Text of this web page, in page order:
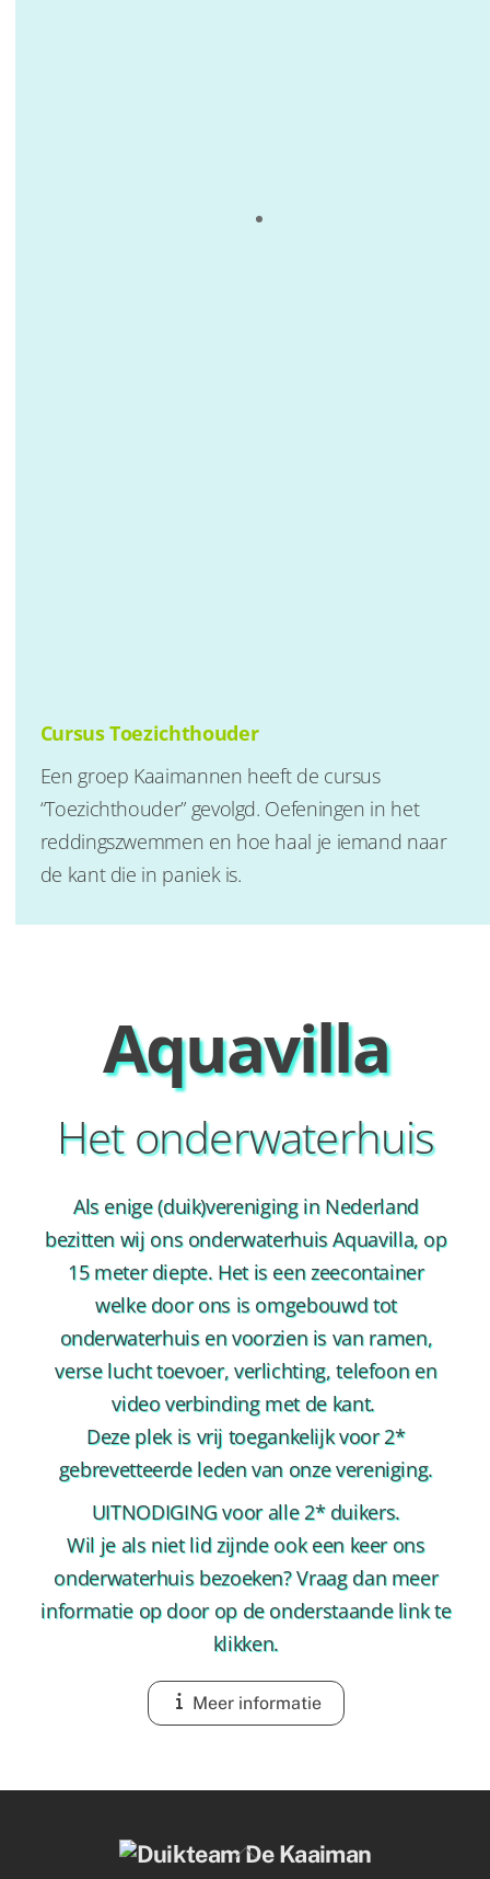
Cursus Toezichthouder
Een groep Kaaimannen heeft de cursus
“Toezichthouder” gevolgd. Oefeningen in het
reddingszwemmen en hoe haal je iemand naar
de kant die in paniek is.
Aquavilla
Het onderwaterhuis
Als enige (duik)vereniging in Nederland
bezitten wij ons onderwaterhuis Aquavilla, op
15 meter diepte. Het is een zeecontainer
welke door ons is omgebouwd tot
onderwaterhuis en voorzien is van ramen,
verse lucht toevoer, verlichting, telefoon en
video verbinding met de kant.
Deze plek is vrij toegankelijk voor 2*
gebrevetteerde leden van onze vereniging.
UITNODIGING voor alle 2* duikers.
Wil je als niet lid zijnde ook een keer ons
onderwaterhuis bezoeken? Vraag dan meer
informatie op door op de onderstaande link te
klikken.
Meer informatie